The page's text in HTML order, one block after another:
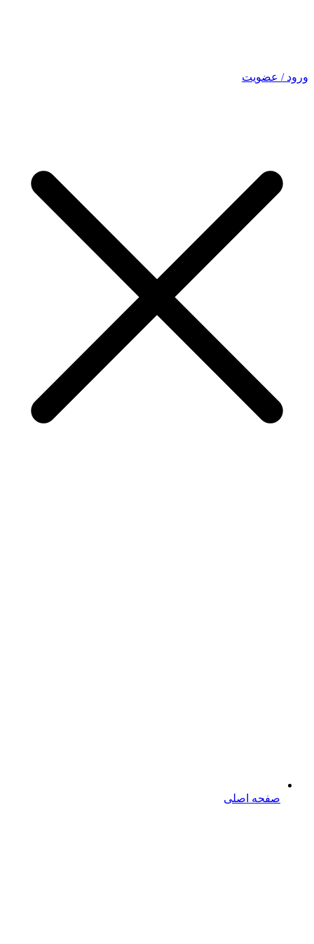
ورود / عضویت
صفحه اصلی